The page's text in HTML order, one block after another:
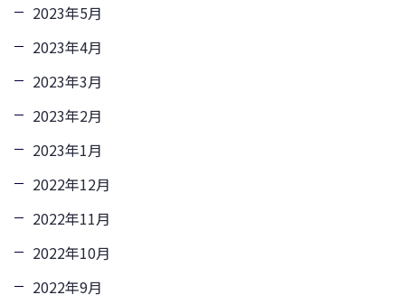
2023年5月
2023年4月
2023年3月
2023年2月
2023年1月
2022年12月
2022年11月
2022年10月
2022年9月